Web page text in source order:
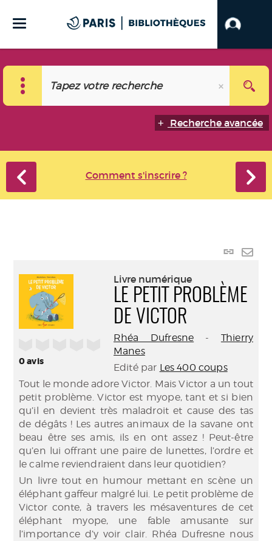
Recherche avancée
Comment s'inscrire ?
Lien
0avis
Livre numérique
LE PETIT PROBLÈME
DE VICTOR
Rhéa Dufresne - Thierry
Manes
Edité par Les 400 coups
Tout le monde adore Victor. Mais Victor a un tout
petit problème. Victor est myope, tant et si bien
qu’il en devient très maladroit et cause des tas
de dégâts ! Les autres animaux de la savane ont
beau être ses amis, ils en ont assez ! Peut-être
qu’en lui offrant une paire de lunettes, l’ordre et
le calme reviendraient dans leur quotidien?
Un livre tout en humour mettant en scène un
éléphant gaffeur malgré lui. Le petit problème de
Victorconte, à travers les mésaventures de cet
éléphant myope, une fable amusante sur
l’importance d’y voir clair. Rhéa Dufresne nous